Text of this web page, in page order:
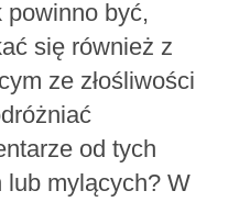
powinno być,
się również z
ze złośliwości
od tych
lub mylących? W